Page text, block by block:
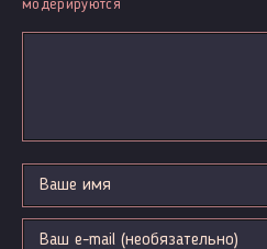
модерируются